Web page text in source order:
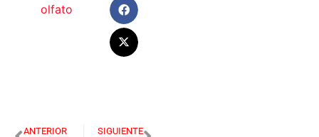
olfato
ANTERIOR SIGUIENTE